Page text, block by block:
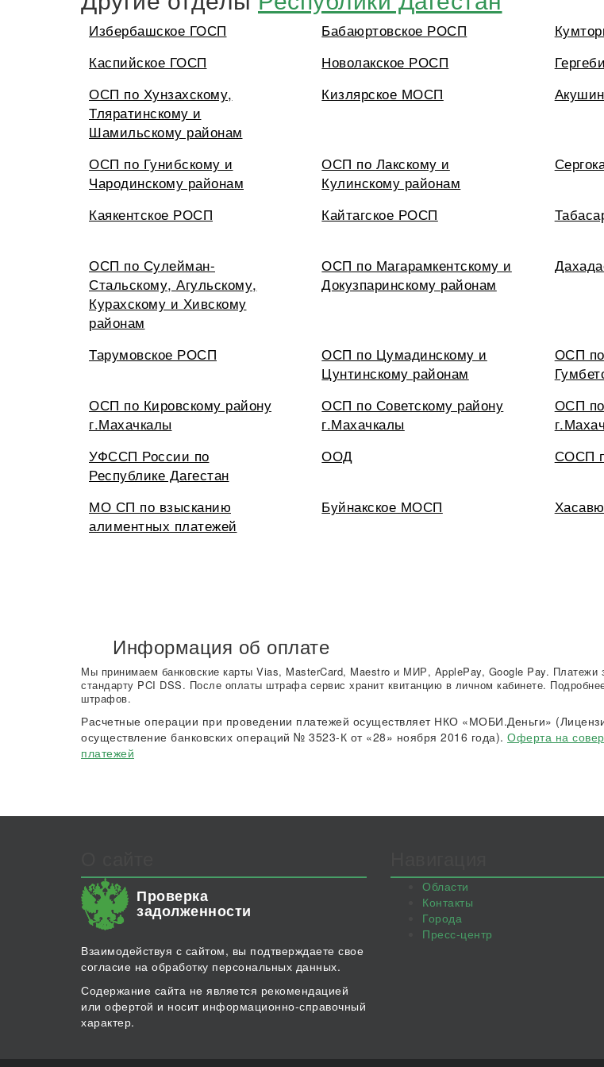
Избербашское ГОСП Бабаюртовское РОСП
Каспийское ГОСП
Новолакское РОСП
ОСП по Хунзахскому,
Тляратинскому и
Шамильскому районам
Кизлярское МОСП
ОСП по Гунибскому и
Чародинскому районам
ОСП по Лакскому и
Кулинскому районам
Каякентское РОСП Кайтагское РОСП
ОСП по Сулейман-
Стальскому, Агульскому,
Курахскому и Хивскому
районам
ОСП по Магарамкентскому и
Докузпаринскому районам
Тарумовское РОСП
ОСП по Цумадинскому и
Цунтинскому районам
ОСП по
ОСП по Кировскому району
г.Махачкалы
ОСП по Советскому району
г.Махачкалы
ОСП по
УФССП России по
Республике Дагестан
ООД СОСП
МО СП по взысканию
алиментных платежей
Буйнакское МОСП
Информация об оплате
Мы принимаем банковские карты Vias, MasterCard, Maestro и МИР, ApplePay, Google Pay.
стандарту PCI DSS. После оплаты штрафа сервис хранит квитанцию в личном кабинете.
штрафов.
Расчетные операции при проведении платежей осуществляет НКО «МОБИ.Деньги»
осуществление банковских операций № 3523-К от «28» ноября 2016 года). Оферта на
платежей
Проверка
задолженности
Взаимодействуя с сайтом, вы подтверждаете свое
согласие на обработку персональных данных.
Содержание сайта не является рекомендацией
или офертой и носит информационно-справочный
характер.
Области
Контакты
Города
Пресс-центр